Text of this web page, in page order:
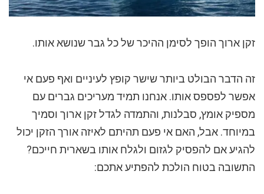
זקן ארוך הופך לסימן ההיכר של כל גבר שנושא אותו.
זה הדבר הבולט ביותר שישר קופץ לעיניים ואף פעם אי
אפשר לפספס אותו. אנחנו תמיד מעריכים גברים עם
מספיק אומץ, סבלנות, והתמדה לגדל זקן ארוך וסמיך
במיוחד. אבל, האם אי פעם תהיתם לאיזה אורך הזקן יכול
להגיע אם להפסיק לגזום ולגלח אותו בשארית חייכם?
התשובה בטוח הולכת להפתיע אתכם: